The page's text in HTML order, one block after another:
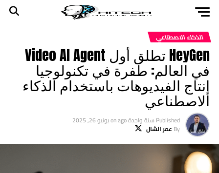
الذكاء الاصطناعي
HeyGen تطلق أول Video AI Agent
في العالم: طفرة في تكنولوجيا
إنتاج الفيديوهات باستخدام الذكاء
الاصطناعي
Published سنة واحدة ago onيونيو 26, 2025
By عمر الشال